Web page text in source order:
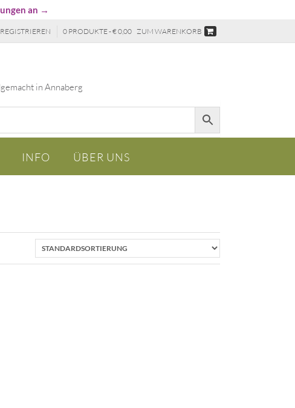
an →
0 PRODUKTE - € 0,00 ZUM WARENKORB
in Annaberg
INFO ÜBER UNS